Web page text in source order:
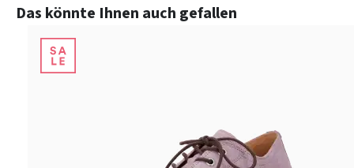
Produktgalerie überspringen
Das könnte Ihnen auch gefallen